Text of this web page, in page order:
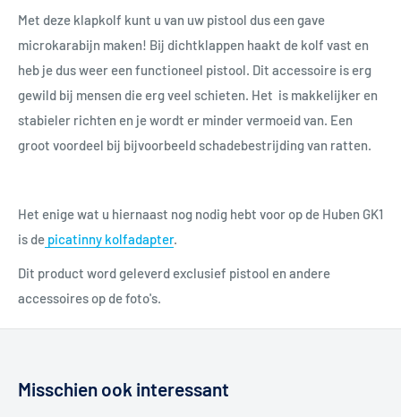
Met deze klapkolf kunt u van uw pistool dus een gave
microkarabijn maken! Bij dichtklappen haakt de kolf vast en
heb je dus weer een functioneel pistool. Dit accessoire is erg
gewild bij mensen die erg veel schieten. Het is makkelijker en
stabieler richten en je wordt er minder vermoeid van. Een
groot voordeel bij bijvoorbeeld schadebestrijding van ratten.
Het enige wat u hiernaast nog nodig hebt voor op de Huben GK1
is de picatinny kolfadapter.
Dit product word geleverd exclusief pistool en andere
accessoires op de foto's.
Misschien ook interessant